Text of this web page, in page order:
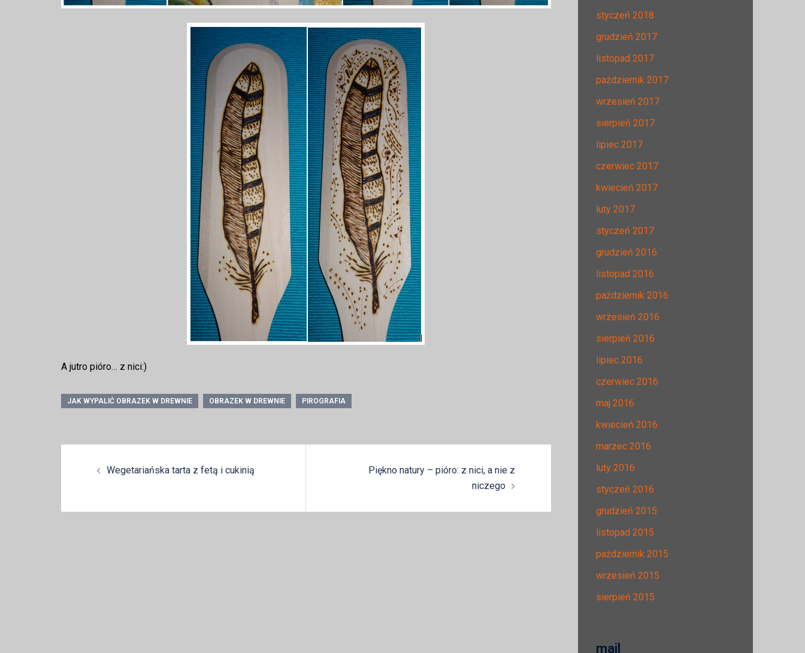
A jutro pióro… z nici:)
JAK WYPALIĆ OBRAZEK W DREWNIE OBRAZEK W DREWNIE PIROGRAFIA
Wegetariańska tarta z fetą i cukinią
Piękno natury – pióro: z nici, a nie z
niczego
styczeń 2018
grudzień 2017
listopad 2017
październik 2017
wrzesień 2017
sierpień 2017
lipiec 2017
czerwiec 2017
kwiecień 2017
luty 2017
styczeń 2017
grudzień 2016
listopad 2016
październik 2016
wrzesień 2016
sierpień 2016
lipiec 2016
czerwiec 2016
maj 2016
kwiecień 2016
marzec 2016
luty 2016
styczeń 2016
grudzień 2015
listopad 2015
październik 2015
wrzesień 2015
sierpień 2015
mail